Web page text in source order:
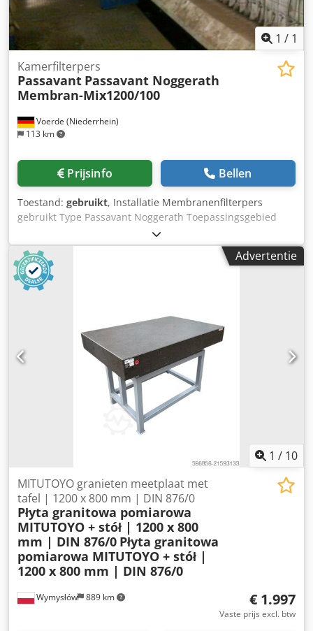
1 / 1
Voerde (Niederrhein)
113 km
Kamerfilterpers
Passavant Passavant Noggerath
Membran-Mix1200/100
Prijsinfo Bellen
Toestand: gebruikt, Installatie Membranenfilterpers
gebruikt Type Passavant Noggerath Toepassingsgebied
Slibontwatering Constructie Zijkader Filterplaatformaat
1200x1200 Aantal platen 100 stuks / membraanmix
Filterplaten PP Filterdoeken optioneel leverbaar afgestemd
op het medium Persinhoud ca. 2900 dm³ Dedpfx Aswy H
Nrenteck Filterdruk ca. 15 bar Pomptechniek optioneel
Advertentie
1 / 10
Wymysłów 889 km
MITUTOYO granieten meetplaat met
tafel | 1200 x 800 mm | DIN 876/0
Płyta granitowa pomiarowa
MITUTOYO + stół | 1200 x 800
mm | DIN 876/0 Płyta granitowa
pomiarowa MITUTOYO + stół |
1200 x 800 mm | DIN 876/0
€ 1.997
Vaste prijs excl. btw